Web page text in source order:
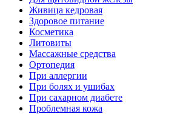
Живица кедровая
Здоровое питание
Косметика
Литовиты
Массажные средства
Ортопедия
При аллергии
При болях и ушибах
При сахарном диабете
Проблемная кожа